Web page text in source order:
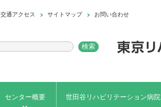
交通アクセス サイトマップ お問い合わせ
センター概要 世田谷リハビリテーション病院